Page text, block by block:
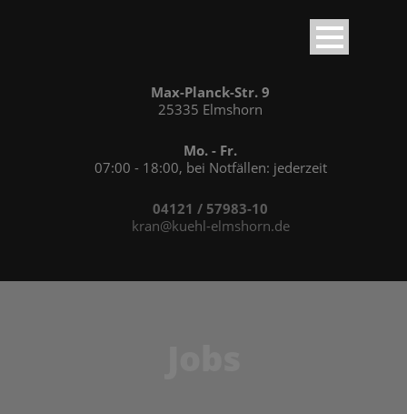
Max-Planck-Str. 9
25335 Elmshorn
Mo. - Fr.
07:00 - 18:00, bei Notfällen: jederzeit
04121 / 57983-10
kran@kuehl-elmshorn.de